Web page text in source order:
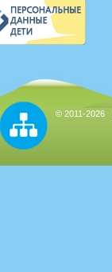
© 2011-2026